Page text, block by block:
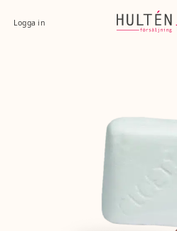
Logga in